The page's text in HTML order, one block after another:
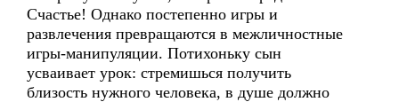
Счастье! Однако постепенно игры и
развлечения превращаются в межличностные
игры-манипуляции. Потихоньку сын
усваивает урок: стремишься получить
близость нужного человека, в душе должно